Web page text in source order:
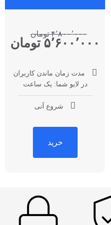
۴٬۸۰۰٬۰۰۰ تومان
۵٬۶۰۰٬۰۰۰ تومان
مدت زمان ماندن کاربران
در لایو شما: یک ساعت
شروع آنی
خرید